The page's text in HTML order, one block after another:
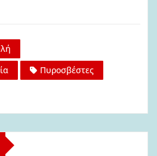
Πυροσβέστες